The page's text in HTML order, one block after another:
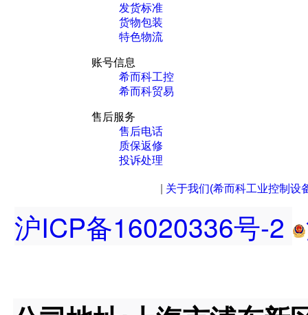
发货标准
货物包装
特色物流
账号信息
希而科工控
希而科贸易
售后服务
售后电话
质保返修
投诉处理
关于我们(希而科工业控制设
沪ICP备16020336号-2